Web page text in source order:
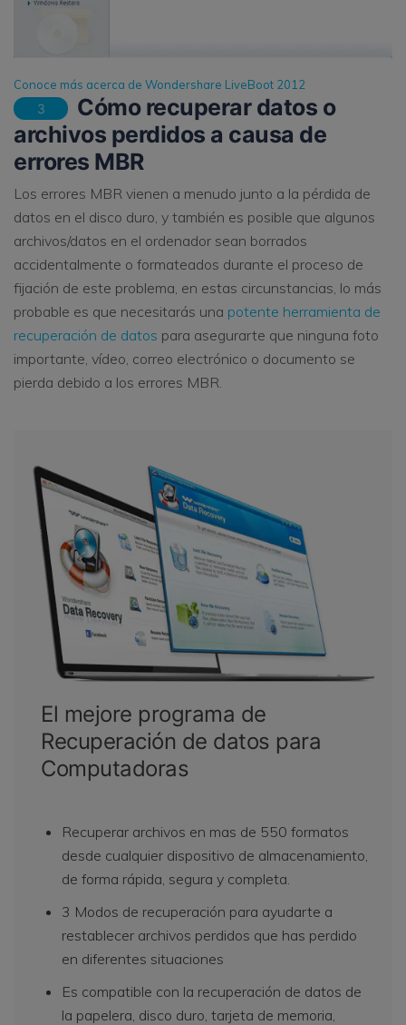
Conoce más acerca de Wondershare LiveBoot 2012
3
Cómo recuperar datos o
archivos perdidos a causa de
errores MBR
Los errores MBR vienen a menudo junto a la pérdida de
datos en el disco duro, y también es posible que algunos
archivos/datos en el ordenador sean borrados
accidentalmente o formateados durante el proceso de
fijación de este problema, en estas circunstancias, lo más
probable es que necesitarás una potente herramienta de
recuperación de datos para asegurarte que ninguna foto
importante, vídeo, correo electrónico o documento se
pierda debido a los errores MBR.
El mejore programa de
Recuperación de datos para
Computadoras
Recuperar archivos en mas de 550 formatos
desde cualquier dispositivo de almacenamiento,
de forma rápida, segura y completa.
3 Modos de recuperación para ayudarte a
restablecer archivos perdidos que has perdido
en diferentes situaciones
Es compatible con la recuperación de datos de
la papelera, disco duro, tarjeta de memoria,